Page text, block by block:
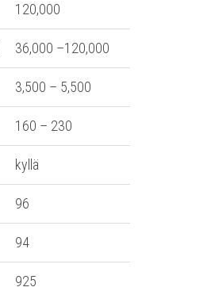
120,000
36,000 –120,000
3,500 – 5,500
160 – 230
kyllä
96
94
925